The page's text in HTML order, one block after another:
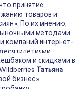
принятие
товаров и
По их мнению,
методами
компаний интернет-
и скидками в
Татьяна
бизнес»